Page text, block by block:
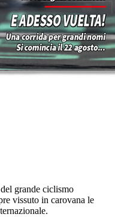
grande ciclismo
vissuto in carovana le